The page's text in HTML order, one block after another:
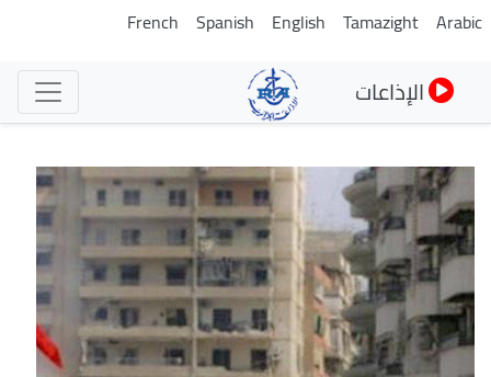
تجاوز
Arabic
Tamazight
English
Spanish
French
الإذاعات